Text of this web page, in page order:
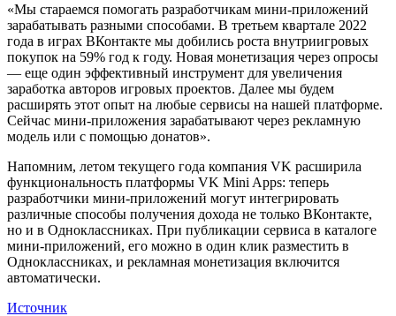
«Мы стараемся помогать разработчикам мини-приложений
зарабатывать разными способами. В третьем квартале 2022
года в играх ВКонтакте мы добились роста внутриигровых
покупок на 59% год к году. Новая монетизация через опросы
— еще один эффективный инструмент для увеличения
заработка авторов игровых проектов. Далее мы будем
расширять этот опыт на любые сервисы на нашей платформе.
Сейчас мини-приложения зарабатывают через рекламную
модель или с помощью донатов».
Напомним, летом текущего года компания VK расширила
функциональность платформы VK Mini Apps: теперь
разработчики мини-приложений могут интегрировать
различные способы получения дохода не только ВКонтакте,
но и в Одноклассниках. При публикации сервиса в каталоге
мини-приложений, его можно в один клик разместить в
Одноклассниках, и рекламная монетизация включится
автоматически.
Источник